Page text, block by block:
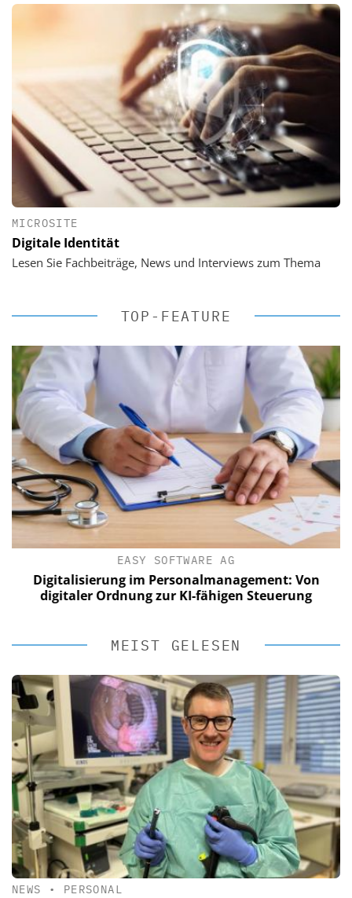
MICROSITE
Digitale Identität
Lesen Sie Fachbeiträge, News und Interviews zum Thema
TOP-FEATURE
EASY SOFTWARE AG
Digitalisierung im Personalmanagement: Von
digitaler Ordnung zur KI-fähigen Steuerung
MEIST GELESEN
NEWS • PERSONAL